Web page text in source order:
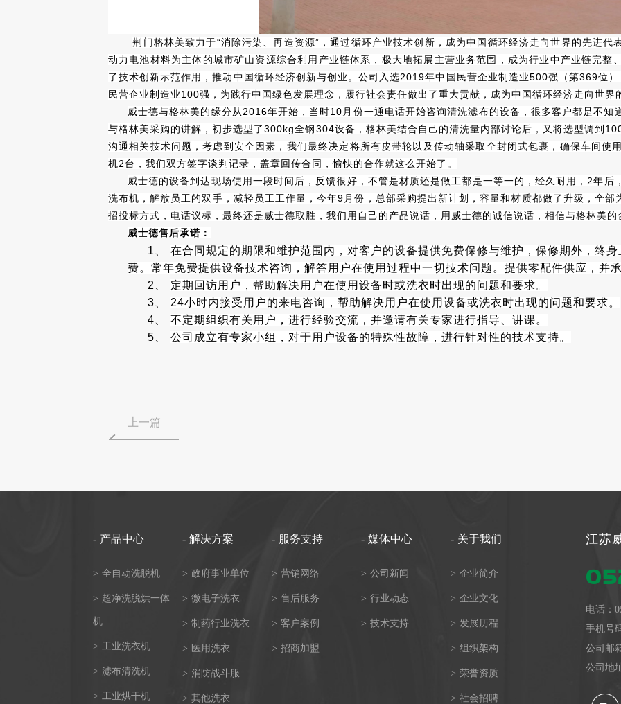
工业烘鞋机
高速后整理
荆门格林美致力于“消除污染、再造资源”，通过循环产业技术创新，成为中国循环经济走向世界的先进
动力电池材料为主体的城市矿山资源综合利用产业链体系，极大地拓展主营业务范围，成为行业中产业链完整
了技术创新示范作用，推动中国循环经济创新与创业。公司入选2019年中国民营企业制造业500强（第369位
民营企业制造业100强，为践行中国绿色发展理念，履行社会责任做出了重大贡献，成为中国循环经济走向世界
威士德与格林美的缘分从2016年开始，当时10月份一通电话开始咨询清洗滤布的设备，很多客户都是不知
与格林美采购的讲解，初步选型了300kg全钢304设备，格林美结合自己的清洗量内部讨论后，又将选型调到
沟通相关技术问题，考虑到安全因素，我们最终决定将所有皮带轮以及传动轴采取全封闭式包裹，确保车间
机2台，我们双方签字谈判记录，盖章回传合同，愉快的合作就这么开始了。
威士德的设备到达现场使用一段时间后，反馈很好，不管是材质还是做工都是一等一的，经久耐用，2年
洗布机，解放员工的双手，减轻员工工作量，今年9月份，总部采购提出新计划，容量和材质都做了升级，全
招投标方式，电话议标，最终还是威士德取胜，我们用自己的产品说话，用威士德的诚信说话，相信与格林美
威士德售后承诺：
1、
在合同规定的期限和维护范围内，对客户的设备提供免费保修与维护，保修期外，终
费。常年免费提供设备技术咨询，解答用户在使用过程中一切技术问题。提供零配件供应，并
2、
定期回访用户，帮助解决用户在使用设备时或洗衣时出现的问题和要求。
3、
24小时内接受用户的来电咨询，帮助解决用户在使用设备或洗衣时出现的问题和要求。
4、
不定期组织有关用户，进行经验交流，并邀请有关专家进行指导、讲课。
5、
公司成立有专家小组，对于用户设备的特殊性故障，进行针对性的技术支持。
上一篇
- 产品中心
> 全自动洗脱机
> 超净洗脱烘一体
机
> 工业洗衣机
> 滤布清洗机
> 工业烘干机
- 解决方案
> 政府事业单位
> 微电子洗衣
> 制药行业洗衣
> 医用洗衣
> 消防战斗服
> 其他洗衣
- 服务支持
> 营销网络
> 售后服务
> 客户案例
> 招商加盟
- 媒体中心
> 公司新闻
> 行业动态
> 技术支持
- 关于我们
> 企业简介
> 企业文化
> 发展历程
> 组织架构
> 荣誉资质
> 社会招聘
江苏
电话：
手机号
公司邮
公司地